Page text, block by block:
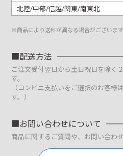
北陸/中部/信越/関東/南東北
※商品により送料が異なる場合がございます
配送方法
ご注文受付翌日から土日祝日を除く
す。
（コンビニ支払いをご選択のお客
す。）
お問い合わせについて
商品に関するご質問や、お問い合わ